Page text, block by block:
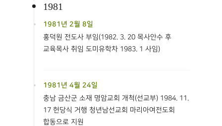
1981
1981년 2월 8일
홍덕원 전도사 부임(1982. 3. 20 목사안수 후
교육목사 취임 도미유학차 1983. 1 사임)
1981년 4월 24일
충남 금산군 소재 명암교회 개척(선교부) 1984. 11.
17 헌당식 거행 청년남선교회 마리아여전도회
합동으로 지원